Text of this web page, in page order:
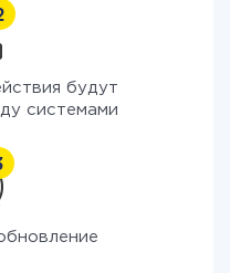
будут
системами